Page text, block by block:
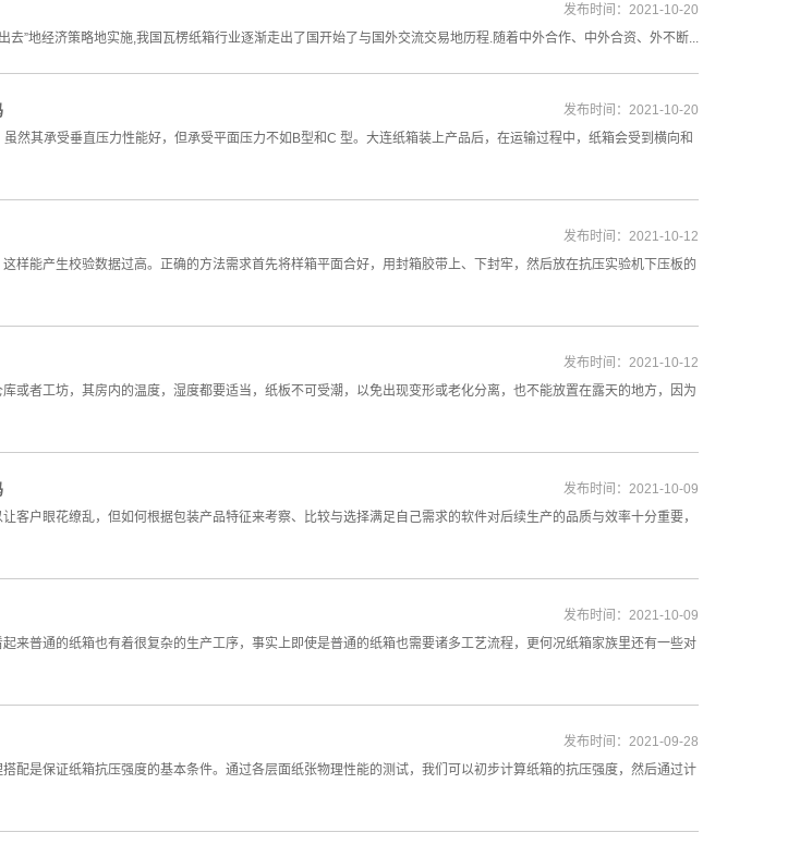
去”地经济策略地实施,我国瓦楞纸箱行业逐渐走出了国开始了与国外交流交易地历程.随着中外合作、中外合资、外不断...
发布时间：2021-10-20
然其承受垂直压力性能好，但承受平面压力不如B型和C 型。大连纸箱装上产品后，在运输过程中，纸箱会受到横向和
发布时间：2021-10-20
样能产生校验数据过高。正确的方法需求首先将样箱平面合好，用封箱胶带上、下封牢，然后放在抗压实验机下压板的
发布时间：2021-10-12
或者工坊，其房内的温度，湿度都要适当，纸板不可受潮，以免出现变形或老化分离，也不能放置在露天的地方，因为
发布时间：2021-10-12
客户眼花缭乱，但如何根据包装产品特征来考察、比较与选择满足自己需求的软件对后续生产的品质与效率十分重要，
发布时间：2021-10-09
来普通的纸箱也有着很复杂的生产工序，事实上即使是普通的纸箱也需要诸多工艺流程，更何况纸箱家族里还有一些对
发布时间：2021-10-09
配是保证纸箱抗压强度的基本条件。通过各层面纸张物理性能的测试，我们可以初步计算纸箱的抗压强度，然后通过计
发布时间：2021-09-28